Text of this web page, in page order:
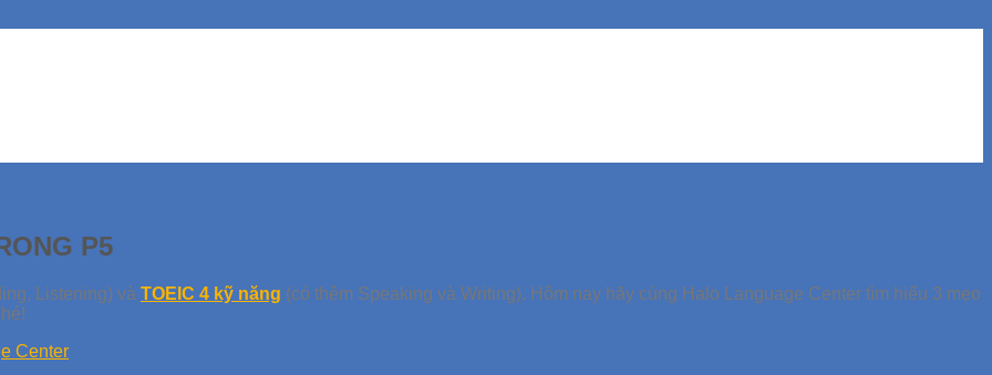
P5
Listening) và TOEIC 4 kỹ năng (có thêm Speaking và Writing). Hôm nay hãy cùng Halo Language Center tìm hiểu 3 mẹo